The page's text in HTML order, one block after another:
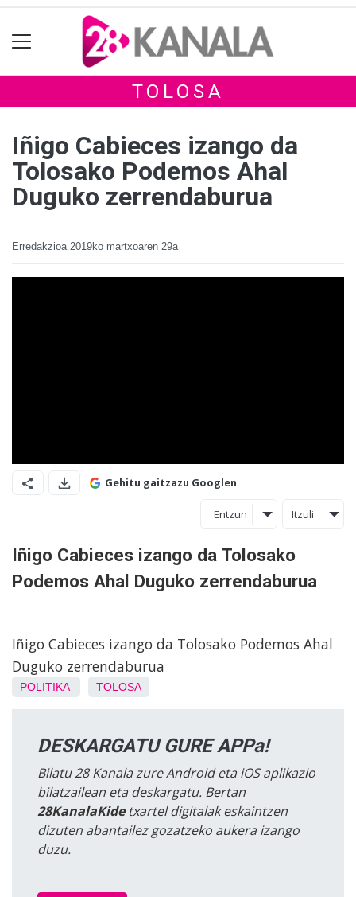
TOLOSA
Iñigo Cabieces izango da
Tolosako Podemos Ahal
Duguko zerrendaburua
Erredakzioa 2019ko martxoaren 29a
Gehitu gaitzazu Googlen
Entzun Itzuli
Iñigo Cabieces izango da Tolosako
Podemos Ahal Duguko zerrendaburua
Iñigo Cabieces izango da Tolosako Podemos Ahal
Duguko zerrendaburua
POLITIKA TOLOSA
DESKARGATU GURE APPa!
Bilatu 28 Kanala zure Android eta iOS aplikazio
bilatzailean eta deskargatu. Bertan
28KanalaKidetxartel digitalak eskaintzen
dizuten abantailez gozatzeko aukera izango
duzu.